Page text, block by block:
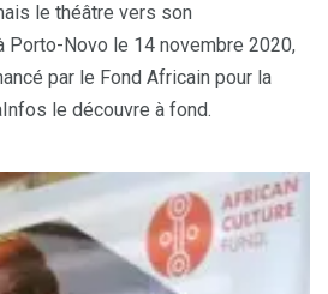
le théâtre vers son
Porto-Novo le 14 novembre 2020,
par le Fond Africain pour la
le découvre à fond.